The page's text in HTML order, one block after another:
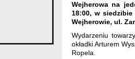
Wejherowa na
18:00, w
Wejherowie, ul.
Wydarzeniu
okładki Arturem
Ropela.